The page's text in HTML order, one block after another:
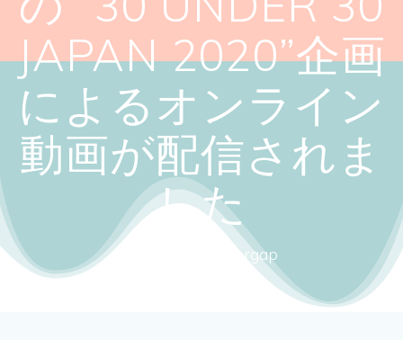
JAPAN 2020”企画
によるオンライン
動画が配信されま
した
Close the gendergap